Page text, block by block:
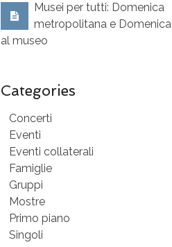
Musei per tutti: Domenica
metropolitana e Domenica
al museo
Categories
Concerti
Eventi
Eventi collaterali
Famiglie
Gruppi
Mostre
Primo piano
Singoli